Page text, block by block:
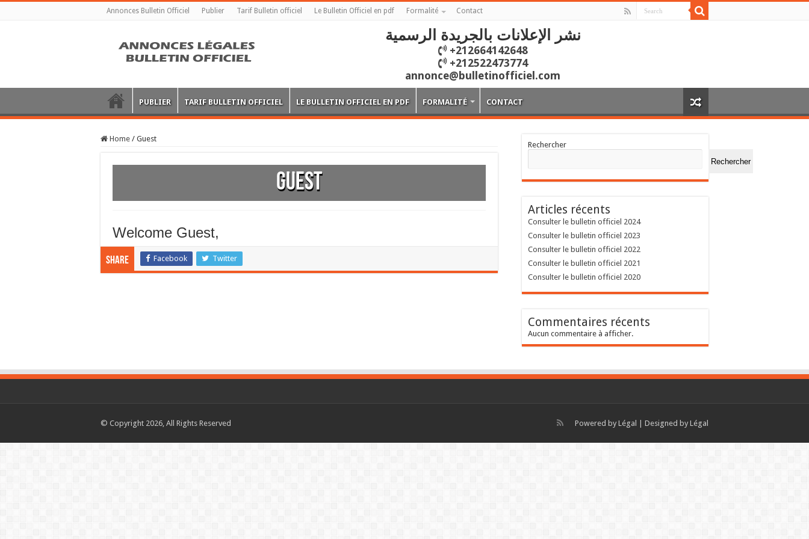
Annonces Bulletin Officiel Publier Tarif Bulletin officiel Le Bulletin Officiel en pdf Formalité Contact
نشر الإعلانات بالجريدة الرسمية
+212664142648
+212522473774
annonce@bulletinofficiel.com
PUBLIER TARIF BULLETIN OFFICIEL LE BULLETIN OFFICIEL EN PDF FORMALITÉ CONTACT
Home / Guest
Guest
Welcome Guest,
Share Facebook Twitter
Rechercher
Rechercher
Articles récents
Consulter le bulletin officiel 2024
Consulter le bulletin officiel 2023
Consulter le bulletin officiel 2022
Consulter le bulletin officiel 2021
Consulter le bulletin officiel 2020
Commentaires récents
Aucun commentaire à afficher.
Powered by Légal | Designed by Légal
© Copyright 2026, All Rights Reserved